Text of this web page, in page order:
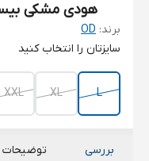
هودی مشکی
برند: OD
سایزتان را انتخاب کنید
L
XL
XXL
بررسی توضیحات